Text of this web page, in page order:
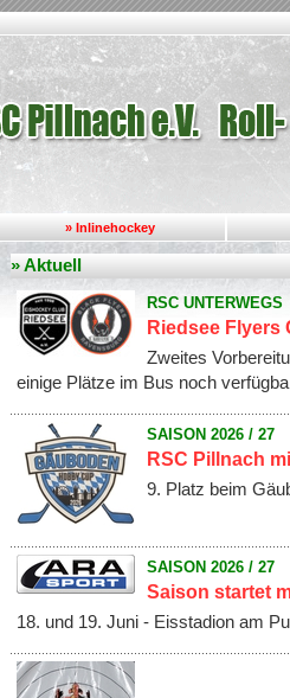
» Inlinehockey
» Aktuell
RSC UNTERWEGS
Riedsee Flyers
Zweites
einige Plätze im Bus noch
SAISON 2026 / 27
RSC Pillnach
9. Platz beim
SAISON 2026 / 27
Saison startet
18. und 19. Juni - Eisstadion am